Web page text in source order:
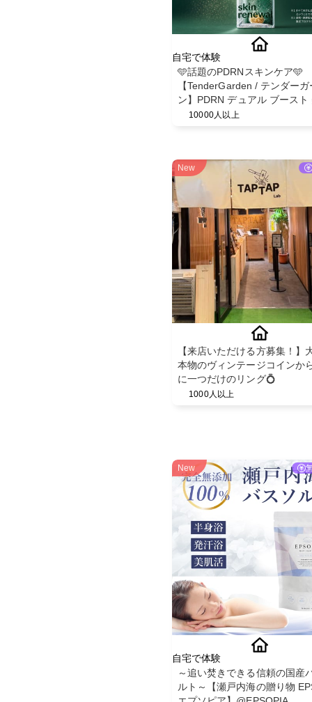
自宅で体験
🩵話題のPDRNスキンケア🩵
【TenderGarden / テンダー
ン】PDRN デュアル ブースト
ミスト モニター募集✨
10000人以上
New
【来店いただける方募集！】
本物のヴィンテージコインか
に一つだけのリング💍
1000人以上
New
自宅で体験
～追い焚きできる信頼の国産
ルト～【瀬戸内海の贈り物